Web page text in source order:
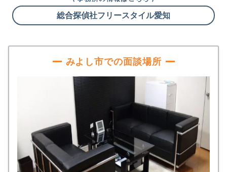
総合探偵社フリースタイル愛知
みよし市での面談場所